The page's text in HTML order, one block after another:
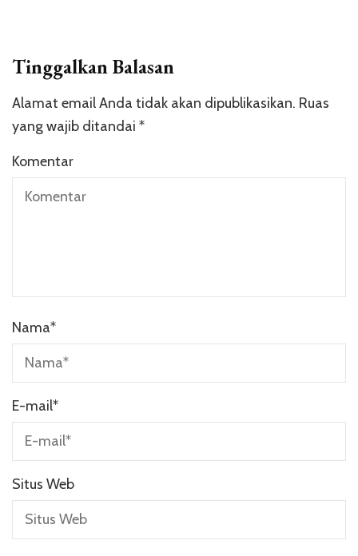
Tinggalkan Balasan
Alamat email Anda tidak akan dipublikasikan. Ruas
yang wajib ditandai *
Komentar
Nama*
E-mail*
Situs Web